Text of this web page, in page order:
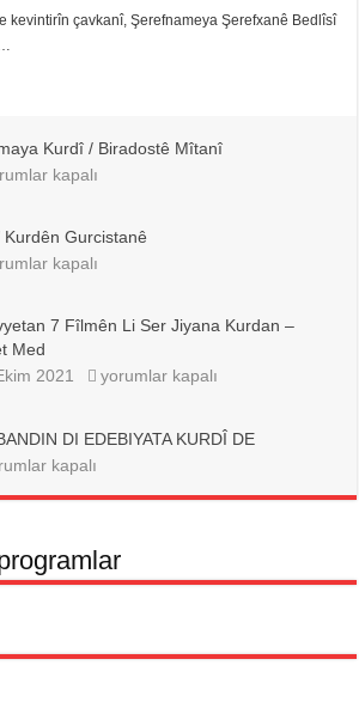
kevintirîn çavkanî, Şerefnameya Şerefxanê Bedlîsî
Kurdî / Biradostê Mîtanî
kapalı
Gurcistanê
kapalı
7 Fîlmên Li Ser Jiyana Kurdan –
Med
2021
Li
Fîlmên
Li
Kurdan
Med
için
yorumlar kapalı
DI EDEBIYATA KURDÎ DE
kapalı